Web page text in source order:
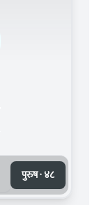
पुरुष · ४८